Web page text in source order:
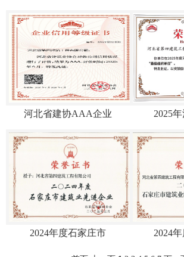
河北省建协AAA企业 2025
2024年度石家庄市 2024